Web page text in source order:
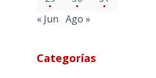
« Jun Ago »
Categorías